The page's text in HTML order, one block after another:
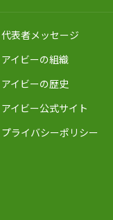
代表者メッセージ
アイビーの組織
アイビーの歴史
アイビー公式サイト
プライバシーポリシー